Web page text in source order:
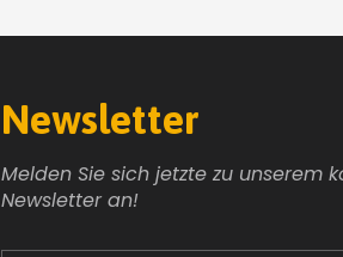
Newsletter
Melden Sie sich jetzte zu unserem
Newsletter an!